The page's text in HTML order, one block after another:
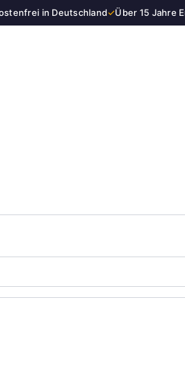
in Deutschland✓Über 15 Jahre